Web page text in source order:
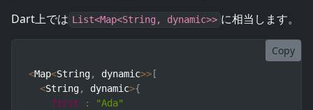
Dart上では List<Map<String, dynamic>> に相当します。
Copy
<Map<String, dynamic>> [
<String, dynamic>{
first
:
"Ada"